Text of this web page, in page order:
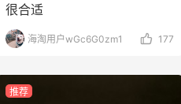
很合适
海淘用户wGc6G0zm1 177
推荐